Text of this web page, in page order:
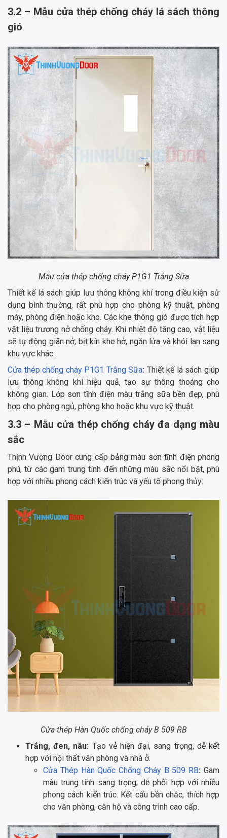
3.2 – Mẫu cửa thép chống cháy lá sách thông
gió
Mẫu cửa thép chống cháy P1G1 Trắng Sữa
Thiết kế lá sách giúp lưu thông không khí trong điều kiện sử
dụng bình thường, rất phù hợp cho phòng kỹ thuật, phòng
máy, phòng điện hoặc kho. Các khe thông gió được tích hợp
vật liệu trương nở chống cháy. Khi nhiệt độ tăng cao, vật liệu
sẽ tự động giãn nở, bịt kín khe hở, ngăn lửa và khói lan sang
khu vực khác.
Cửa thép chống cháy P1G1 Trắng Sữa: Thiết kế lá sách giúp
lưu thông không khí hiệu quả, tạo sự thông thoáng cho
không gian. Lớp sơn tĩnh điện màu trắng sữa bền đẹp, phù
hợp cho phòng ngủ, phòng kho hoặc khu vực kỹ thuật.
3.3 – Mẫu cửa thép chống cháy đa dạng màu
sắc
Thịnh Vượng Door cung cấp bảng màu sơn tĩnh điện phong
phú, từ các gam trung tính đến những màu sắc nổi bật, phù
hợp với nhiều phong cách kiến trúc và yếu tố phong thủy:
Cửa thép Hàn Quốc chống cháy B 509 RB
Trắng, đen, nâu: Tạo vẻ hiện đại, sang trọng, dễ kết
hợp với nội thất văn phòng và nhà ở.
Cửa Thép Hàn Quốc Chống Cháy B 509 RB:Gam
màu trung tính sang trọng, dễ phối hợp với nhiều
phong cách kiến trúc. Kết cấu bền chắc, thích hợp
cho văn phòng, căn hộ và công trình cao cấp.